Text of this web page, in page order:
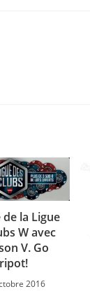
de la Ligue
W avec
V. Go
2016